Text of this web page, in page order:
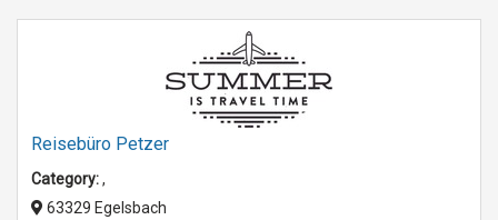
Reisebüro Petzer
Category:,
63329 Egelsbach